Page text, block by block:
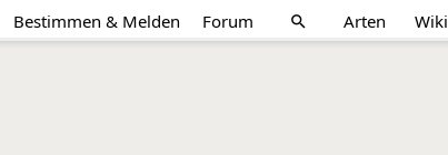
Bestimmen & Melden Forum search Arten Wiki